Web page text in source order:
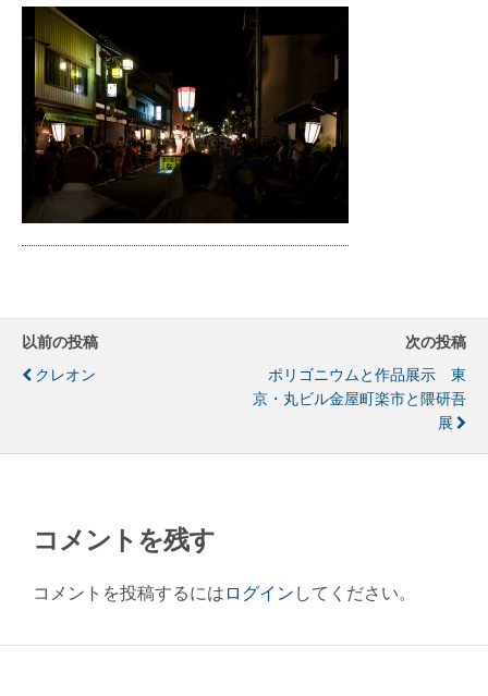
以前の投稿
クレオン
次の投稿
ポリゴニウムと作品展示 東
京・丸ビル金屋町楽市と隈研吾
展
コメントを残す
コメントを投稿するにはログインしてください。